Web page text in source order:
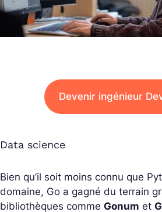
Devenir ingénieur
Data science
Bien qu’il soit moins connu que
domaine, Go a gagné du terrain
bibliothèques comme Gonum et